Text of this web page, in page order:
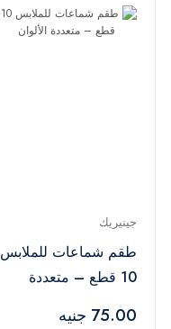
جينيريك
طقم شماعات للملابس
10 قطع – متعددة
75.00 جنيه